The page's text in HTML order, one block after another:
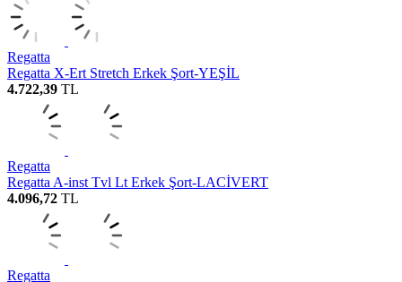
Regatta
Regatta X-Ert Stretch Erkek Şort-YEŞİL
4.722,39 TL
Regatta
Regatta A-inst Tvl Lt Erkek Şort-LACİVERT
4.096,72 TL
Regatta